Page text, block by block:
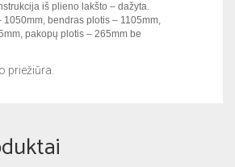
iš plieno lakšto – dažyta.
bendras plotis – 1105mm,
pakopų plotis – 265mm be
priežiūra.